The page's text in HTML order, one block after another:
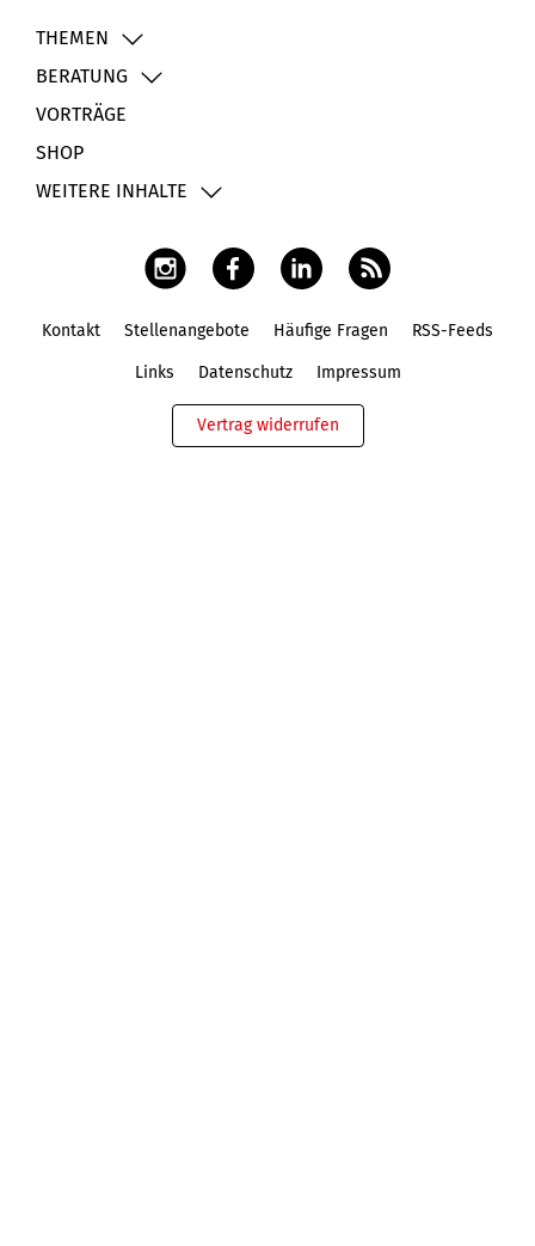
THEMEN
BERATUNG
VORTRÄGE
SHOP
WEITERE INHALTE
Kontakt Stellenangebote Häufige Fragen RSS-Feeds
Links Datenschutz Impressum
Vertrag widerrufen